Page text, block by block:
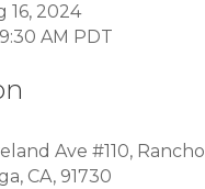
16, 2024
AM PDT
Ave #110, Rancho
CA, 91730